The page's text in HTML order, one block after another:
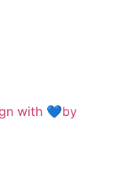
with 💙by